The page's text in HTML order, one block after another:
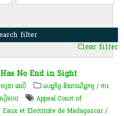
Clear filter
No End in Sight
មបូឌា ដេលី សេដ្ឋកិច្ច និងពាណិជ្ជកម្ម /ការ
មរាប
Appeal Court of
Eaux et Electricite de Madagascar/